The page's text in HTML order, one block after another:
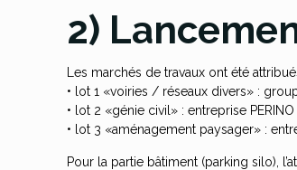
2)
Les marchés de travaux ont été
• lot 1 «voiries / réseaux divers» :
• lot 2 «génie civil» : entreprise PERINO
• lot 3 «aménagement paysager» :
Pour la partie bâtiment (parking silo),